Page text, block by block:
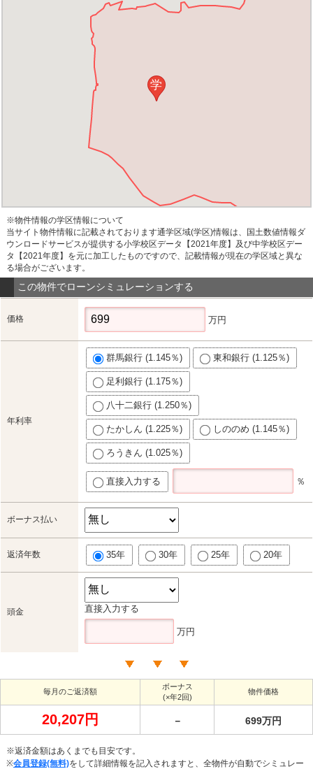
学
※物件情報の学区情報について
当サイト物件情報に記載されております通学区域(学区)情報は、国土数値情報ダ
ウンロードサービスが提供する小学校区データ【2021年度】及び中学校区デー
タ【2021年度】を元に加工したものですので、記載情報が現在の学区域と異な
る場合がございます。
この物件でローンシミュレーションする
価格 万円
年利率
群馬銀行 (1.145％) 東和銀行 (1.125％)
足利銀行 (1.175％)
八十二銀行 (1.250％)
たかしん (1.225％) しののめ (1.145％)
ろうきん (1.025％)
直接入力する ％
ボーナス払い
返済年数 35年 30年 25年 20年
頭金 直接入力する
万円
毎月のご返済額
ボーナス
(×年2回)
物件価格
20,207円 － 699万円
※返済金額はあくまでも目安です。
※会員登録(無料)をして詳細情報を記入されますと、全物件が自動でシミュレー